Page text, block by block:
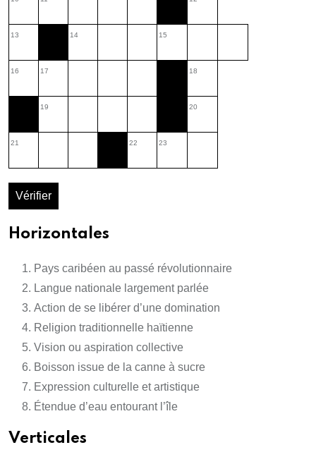
13 14 15
16 17 18
19 20
21 22 23
Vérifier
Horizontales
Pays caribéen au passé révolutionnaire
Langue nationale largement parlée
Action de se libérer d’une domination
Religion traditionnelle haïtienne
Vision ou aspiration collective
Boisson issue de la canne à sucre
Expression culturelle et artistique
Étendue d’eau entourant l’île
Verticales